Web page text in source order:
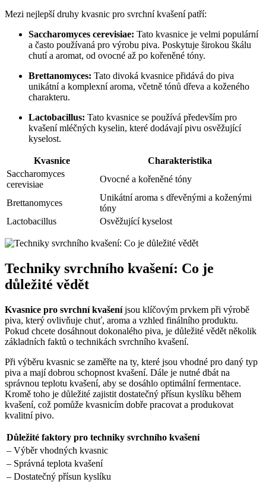
Mezi nejlepší ⁢druhy kvasnic pro svrchní kvašení patří:
Saccharomyces cerevisiae: Tato kvasnice‍ je velmi populární
a často používaná pro výrobu piva. ​Poskytuje širokou škálu
chutí a aromat, od ovocné až po kořeněné tóny.
Brettanomyces: Tato divoká⁣ kvasnice‌ přidává do piva
unikátní a komplexní aroma, včetně tónů dřeva​ a koženého
charakteru.
Lactobacillus: Tato kvasnice se ‍používá především pro
kvašení mléčných kyselin, které⁢ dodávají pivu osvěžující
kyselost.
Kvasnice
Charakteristika
Saccharomyces⁢
cerevisiae
Ovocné a kořeněné tóny
Brettanomyces
Unikátní aroma s dřevěnými​ a koženými
‍tóny
Lactobacillus
Osvěžující kyselost
Techniky svrchního kvašení: Co je
důležité ⁢vědět
Kvasnice pro svrchní kvašeníjsou klíčovým prvkem při výrobě
piva, který ovlivňuje chuť, aroma a vzhled finálního produktu.
Pokud chcete dosáhnout dokonalého piva, je důležité vědět‍ několik
základních faktů o technikách svrchního kvašení.
Při výběru kvasnic se zaměřte na ty, které jsou⁤ vhodné ⁣pro daný ⁤typ
piva a mají dobrou schopnost kvašení. Dále je nutné⁤ dbát ‍na
⁣správnou teplotu kvašení, aby se dosáhlo optimální fermentace.
Kromě toho je ⁣důležité zajistit dostatečný přísun kyslíku během
kvašení, což pomůže⁤ kvasnicím dobře pracovat a produkovat
kvalitní pivo.
Důležité faktory pro techniky⁤ svrchního kvašení
– Výběr vhodných kvasnic
– Správná ⁤teplota kvašení
– Dostatečný přísun kyslíku